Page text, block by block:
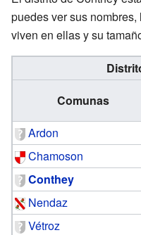
puedes ver sus
viven en ellas y su
Comunas
Ardon
Chamoson
Conthey
Nendaz
Vétroz